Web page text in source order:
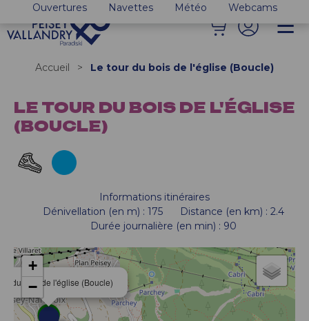
Ouvertures Navettes Météo Webcams
Accueil > Le tour du bois de l'église (Boucle)
LE TOUR DU BOIS DE L'ÉGLISE
(BOUCLE)
Informations itinéraires
Dénivellation (en m) : 175 Distance (en km) : 2.4
Durée journalière (en min) : 90
du bois de l'église (Boucle)
+
−